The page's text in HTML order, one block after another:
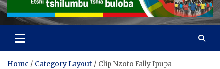
Home Category Layout Clip Nzoto Fally Ipupa